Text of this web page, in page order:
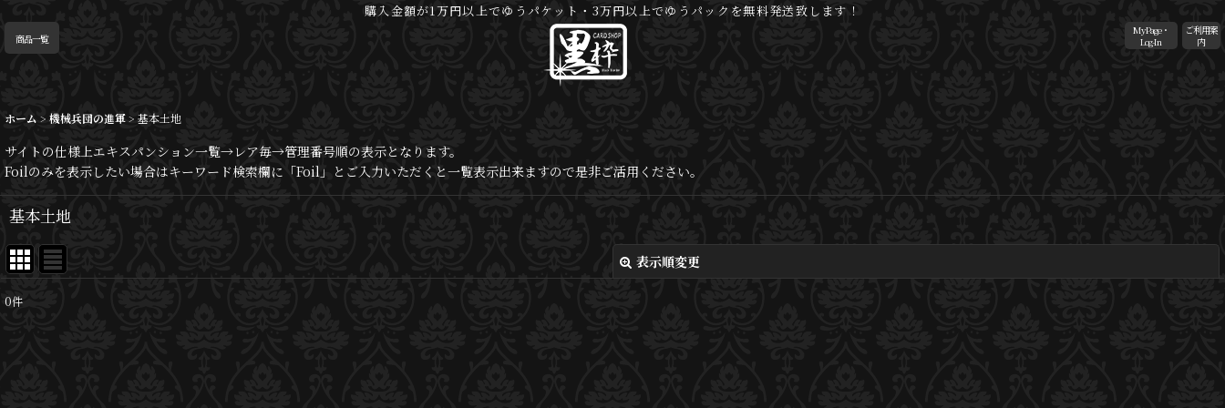
購入金額が1万円以上でゆうパケット・3万円以上でゆうパックを無料発送致します！
商品一覧
MyPage・
Log-In
ご利用案
内
ホーム > 機械兵団の進軍> 基本土地
サイトの仕様上エキスパンション一覧→レア毎→管理番号順の表示となります。
Foilのみを表示したい場合はキーワード検索欄に「Foil」とご入力いただくと一覧表示出来ますので是非ご活用ください。
基本土地
表示順変更
表示数
0件